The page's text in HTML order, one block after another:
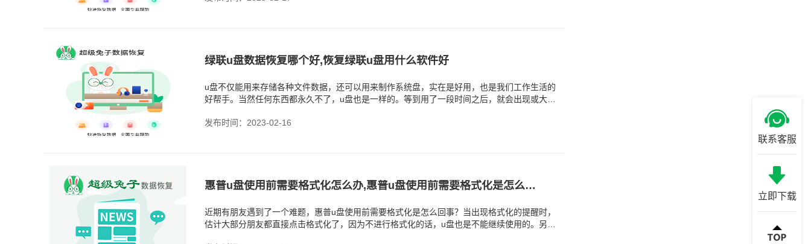
绿联u盘数据恢复哪个好,恢复绿联u盘用什么软件好
u盘不仅能用来存储各种文件数据，还可以用来制作系统盘，实在是好用，也是我们工作生活的
好帮手。当然任何东西都永久不了，u盘也是一样的。等到用了一段时间之后，就会出现或大或
发布时间：2023-02-16
惠普u盘使用前需要格式化怎么办,惠普u盘使用前需要格式化是怎么回事
近期有朋友遇到了一个难题，惠普u盘使用前需要格式化是怎么回事？当出现格式化的提醒时，
估计大部分朋友都直接点击格式化了，因为不进行格式化的话，u盘也是不能继续使用的。另
联系客服
立即下载